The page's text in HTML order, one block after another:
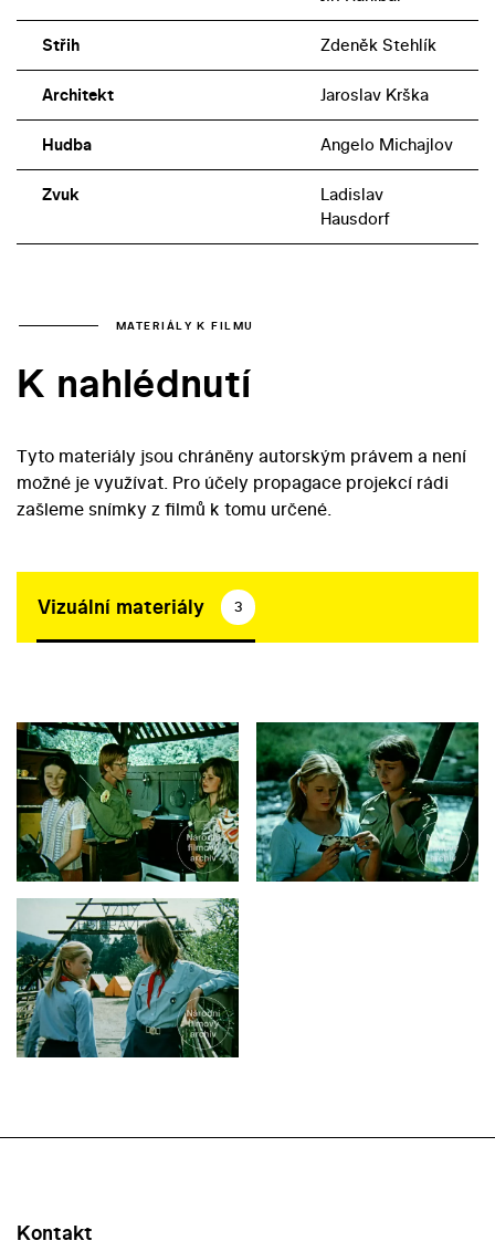
Střih Zdeněk Stehlík
Architekt Jaroslav Krška
Hudba Angelo Michajlov
Zvuk
Ladislav
Hausdorf
MATERIÁLY K FILMU
K nahlédnutí
Tyto materiály jsou chráněny autorským právem a není
možné je využívat. Pro účely propagace projekcí rádi
zašleme snímky z filmů k tomu určené.
Vizuální materiály 3
Kontakt